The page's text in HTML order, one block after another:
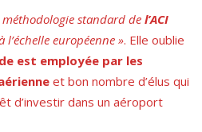
méthodologie standard de l’ACI
européenne ». Elle oublie
est employée par les
et bon nombre d’élus qui
d’investir dans un aéroport